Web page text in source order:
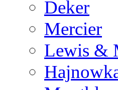
Deker
Mercier
Lewis &